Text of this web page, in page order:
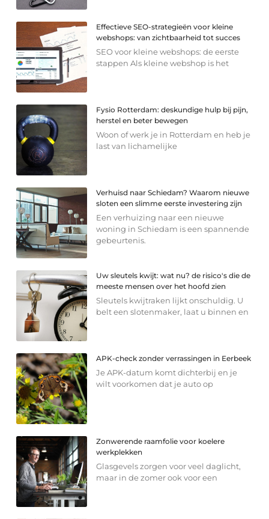
Effectieve SEO-strategieën voor kleine
webshops: van zichtbaarheid tot succes
SEO voor kleine webshops: de eerste
stappen Als kleine webshop is het
Fysio Rotterdam: deskundige hulp bij pijn,
herstel en beter bewegen
Woon of werk je in Rotterdam en heb je
last van lichamelijke
Verhuisd naar Schiedam? Waarom nieuwe
sloten een slimme eerste investering zijn
Een verhuizing naar een nieuwe
woning in Schiedam is een spannende
gebeurtenis.
Uw sleutels kwijt: wat nu? de risico's die de
meeste mensen over het hoofd zien
Sleutels kwijtraken lijkt onschuldig. U
belt een slotenmaker, laat u binnen en
APK-check zonder verrassingen in Eerbeek
Je APK-datum komt dichterbij en je
wilt voorkomen dat je auto op
Zonwerende raamfolie voor koelere
werkplekken
Glasgevels zorgen voor veel daglicht,
maar in de zomer ook voor een